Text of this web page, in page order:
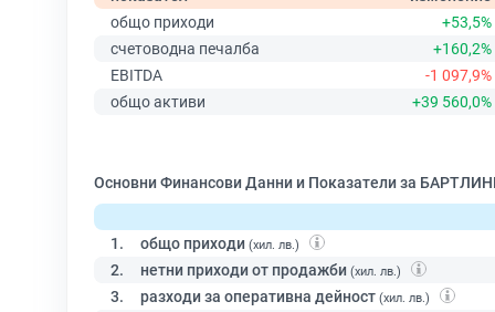
общо приходи
+53,5%
счетоводна печалба
+160,2%
EBITDA
-1 097,9%
общо активи
+39 560,0%
Основни Финансови Данни и Показатели за
1.
общо приходи (хил. лв.)
2. нетни приходи от продажби (хил. лв.)
3. разходи за оперативна дейност (хил. лв.)